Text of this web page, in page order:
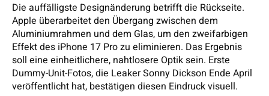
Die auffälligste Designänderung betrifft die Rückseite.
Apple überarbeitet den Übergang zwischen dem
Aluminiumrahmen und dem Glas, um den zweifarbigen
Effekt des iPhone 17 Pro zu eliminieren. Das Ergebnis
soll eine einheitlichere, nahtlosere Optik sein. Erste
Dummy-Unit-Fotos, die Leaker Sonny Dickson Ende April
veröffentlicht hat, bestätigen diesen Eindruck visuell.